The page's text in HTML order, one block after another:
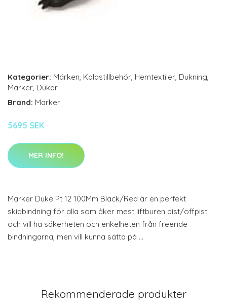
Kategorier: Märken, Kalastillbehör, Hemtextiler, Dukning,
Marker, Dukar
Brand: Marker
5695 SEK
MER INFO!
Marker Duke Pt 12 100Mm Black/Red är en perfekt
skidbindning för alla som åker mest liftburen pist/offpist
och vill ha säkerheten och enkelheten från freeride
bindningarna, men vill kunna sätta på …
Rekommenderade produkter